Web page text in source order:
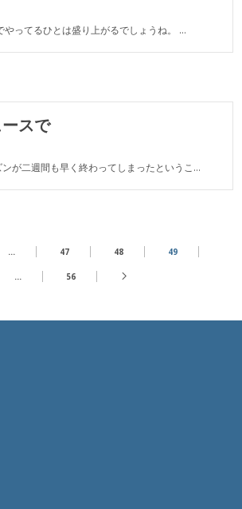
やってるひとは盛り上がるでしょうね。 …
スで
が二週間も早く終わってしまったというこ…
… 47 48 49
… 56